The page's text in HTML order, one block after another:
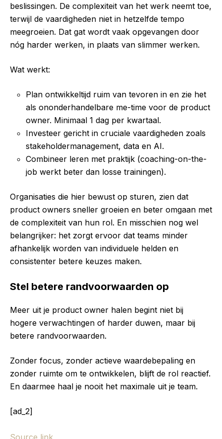
beslissingen. De complexiteit van het werk neemt toe,
terwijl de vaardigheden niet in hetzelfde tempo
meegroeien. Dat gat wordt vaak opgevangen door
nóg harder werken, in plaats van slimmer werken.
Wat werkt:
Plan ontwikkeltijd ruim van tevoren in en zie het
als ononderhandelbare me-time voor de product
owner. Minimaal 1 dag per kwartaal.
Investeer gericht in cruciale vaardigheden zoals
stakeholdermanagement, data en AI.
Combineer leren met praktijk (coaching-on-the-
job werkt beter dan losse trainingen).
Organisaties die hier bewust op sturen, zien dat
product owners sneller groeien en beter omgaan met
de complexiteit van hun rol. En misschien nog wel
belangrijker: het zorgt ervoor dat teams minder
afhankelijk worden van individuele helden en
consistenter betere keuzes maken.
Stel betere randvoorwaarden op
Meer uit je product owner halen begint niet bij
hogere verwachtingen of harder duwen, maar bij
betere randvoorwaarden.
Zonder focus, zonder actieve waardebepaling en
zonder ruimte om te ontwikkelen, blijft de rol reactief.
En daarmee haal je nooit het maximale uit je team.
[ad_2]
Source link